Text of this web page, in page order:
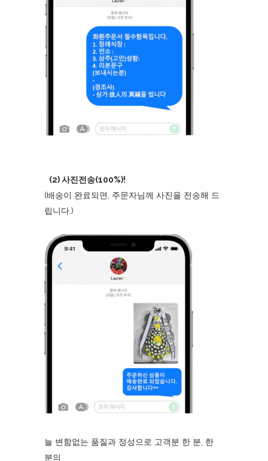
(2) 사진전송(100%)!
(배송이 완료되면, 주문자님께 사진을 전송해 드
립니다.)
늘 변함없는 품질과 정성으로 고객분 한 분, 한
분의